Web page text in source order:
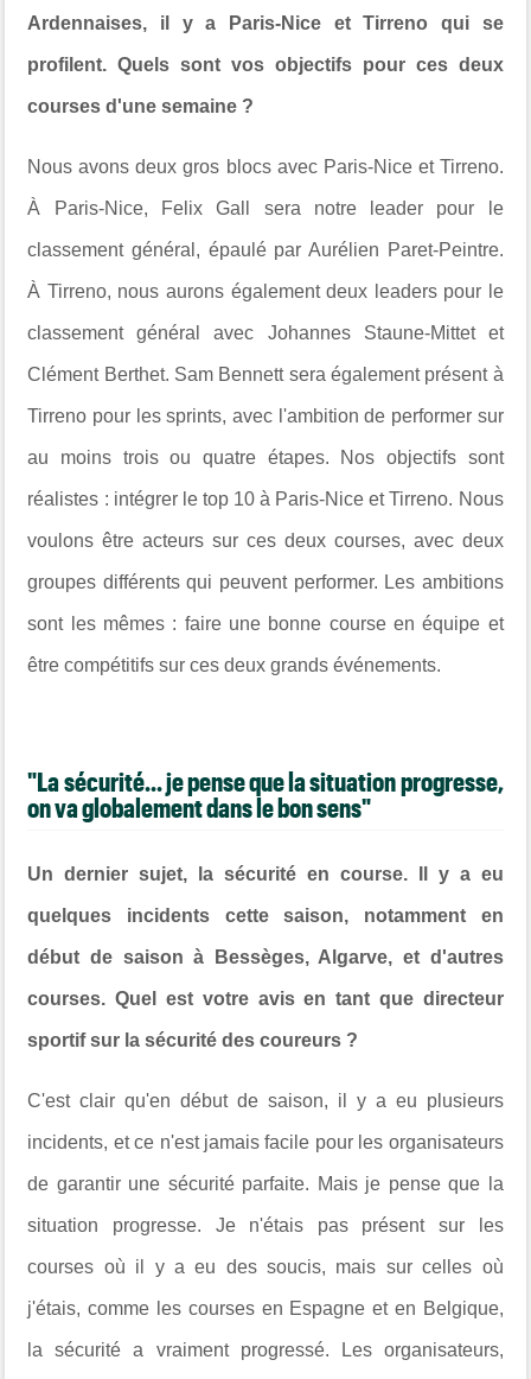
Ardennaises, il y a Paris-Nice et Tirreno qui se
profilent. Quels sont vos objectifs pour ces deux
courses d'une semaine ?
Nous avons deux gros blocs avec Paris-Nice et Tirreno.
À Paris-Nice, Felix Gall sera notre leader pour le
classement général, épaulé par Aurélien Paret-Peintre.
À Tirreno, nous aurons également deux leaders pour le
classement général avec Johannes Staune-Mittet et
Clément Berthet. Sam Bennett sera également présent à
Tirreno pour les sprints, avec l'ambition de performer sur
au moins trois ou quatre étapes. Nos objectifs sont
réalistes : intégrer le top 10 à Paris-Nice et Tirreno. Nous
voulons être acteurs sur ces deux courses, avec deux
groupes différents qui peuvent performer. Les ambitions
sont les mêmes : faire une bonne course en équipe et
être compétitifs sur ces deux grands événements.
"La sécurité... je pense que la situation progresse,
on va globalement dans le bon sens"
Un dernier sujet, la sécurité en course. Il y a eu
quelques incidents cette saison, notamment en
début de saison à Bessèges, Algarve, et d'autres
courses. Quel est votre avis en tant que directeur
sportif sur la sécurité des coureurs ?
C'est clair qu'en début de saison, il y a eu plusieurs
incidents, et ce n'est jamais facile pour les organisateurs
de garantir une sécurité parfaite. Mais je pense que la
situation progresse. Je n'étais pas présent sur les
courses où il y a eu des soucis, mais sur celles où
j'étais, comme les courses en Espagne et en Belgique,
la sécurité a vraiment progressé. Les organisateurs,